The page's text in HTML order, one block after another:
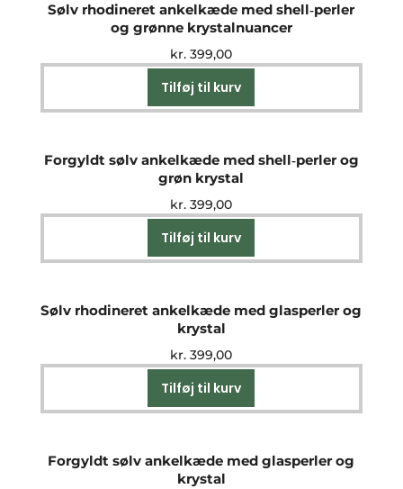
Sølv rhodineret ankelkæde med shell‑perler
og grønne krystalnuancer
kr. 399,00
Tilføj til kurv
Forgyldt sølv ankelkæde med shell‑perler og
grøn krystal
kr. 399,00
Tilføj til kurv
Sølv rhodineret ankelkæde med glasperler og
krystal
kr. 399,00
Tilføj til kurv
Forgyldt sølv ankelkæde med glasperler og
krystal